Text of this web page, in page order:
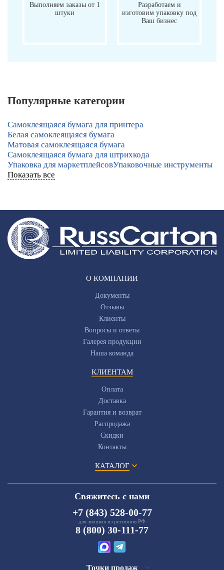
Выполняем заказы от 1
штуки
Разработаем и
изготовим упаковку под
Ваш бизнес
Популярные категории
Самоклеящаяся бумага для принтера
Белая самоклеящаяся бумага
Матовая самоклеящаяся бумага
Самоклеящаяся бумага для штрихкода
Упаковка для маркетплейсовУпаковочные инструменты
Показать все
О КОМПАНИИ
Документы
Отзывы
Клиенты
Вопросы и ответы
Галерея продукции
Наша команда
КЛИЕНТАМ
Оплата
Доставка
Гарантия и возврат
Распродажа
Скидки
Контакты
КАТАЛОГ
Свяжитесь с нами
+7 (843) 528-00-77
для звонков из регионов РФ
8 (800) 30-111-77
Точки продаж